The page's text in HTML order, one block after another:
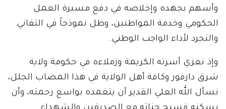
وأسهم بجهده وإخلاصه في دفع مسيرة العمل
الحكومي وخدمة المواطنين، وظل نموذجاً في التفاني
والتجرد لأداء الواجب الوطني.
وإذ نعزي أسرته الكريمة وزملاءه في حكومة ولاية
شرق دارفور وكافة أهل الولاية في هذا المصاب الجلل،
نسأل الله العلي القدير أن يتغمده بواسع رحمته، وأن